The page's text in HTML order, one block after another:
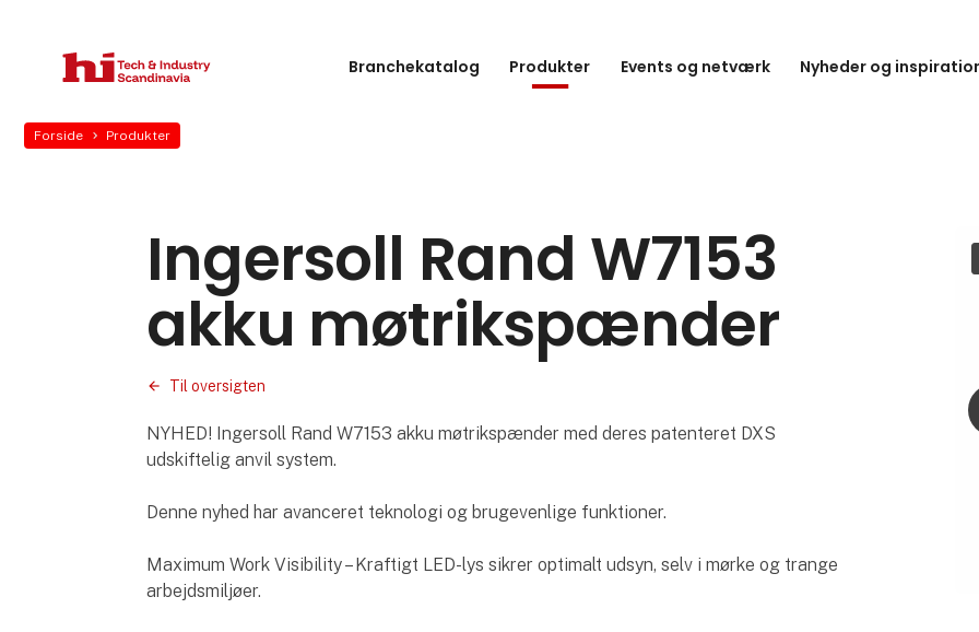
Branchekatalog Produkter Events og netværk Nyheder og
Forside Produkter
Ingersoll Rand W7153
akku møtrikspænder
Til oversigten
NYHED! Ingersoll Rand W7153 akku møtrikspænder med deres patenteret DXS
udskiftelig anvil system.
Denne nyhed har avanceret teknologi og brugevenlige funktioner.
Maximum Work Visibility – Kraftigt LED-lys sikrer optimalt udsyn, selv i mørke og trange
arbejdsmiljøer.